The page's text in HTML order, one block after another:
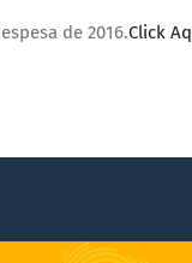
de 2016.Click